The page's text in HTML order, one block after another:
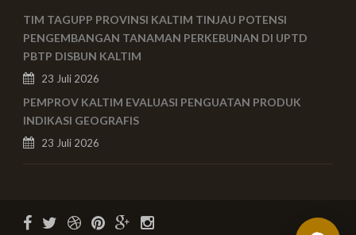
TIM TAGUPP PROVINSI KALTIM TINJAU POTENSI
PENGEMBANGAN TANAMAN PERKEBUNAN DI UPTD
PBTP DISBUN KALTIM
23 Juli 2026
PEMPROV KALTIM EVALUASI PENGUATAN PRODUK
INDIKASI GEOGRAFIS
23 Juli 2026